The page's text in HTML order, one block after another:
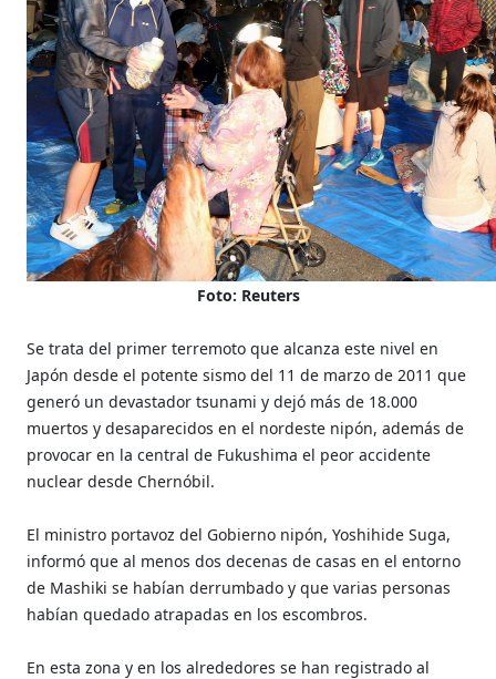
Foto: Reuters
Se trata del primer terremoto que alcanza este nivel en
Japón desde el potente sismo del 11 de marzo de 2011 que
generó un devastador tsunami y dejó más de 18.000
muertos y desaparecidos en el nordeste nipón, además de
provocar en la central de Fukushima el peor accidente
nuclear desde Chernóbil.
El ministro portavoz del Gobierno nipón, Yoshihide Suga,
informó que al menos dos decenas de casas en el entorno
de Mashiki se habían derrumbado y que varias personas
habían quedado atrapadas en los escombros.
En esta zona y en los alrededores se han registrado al